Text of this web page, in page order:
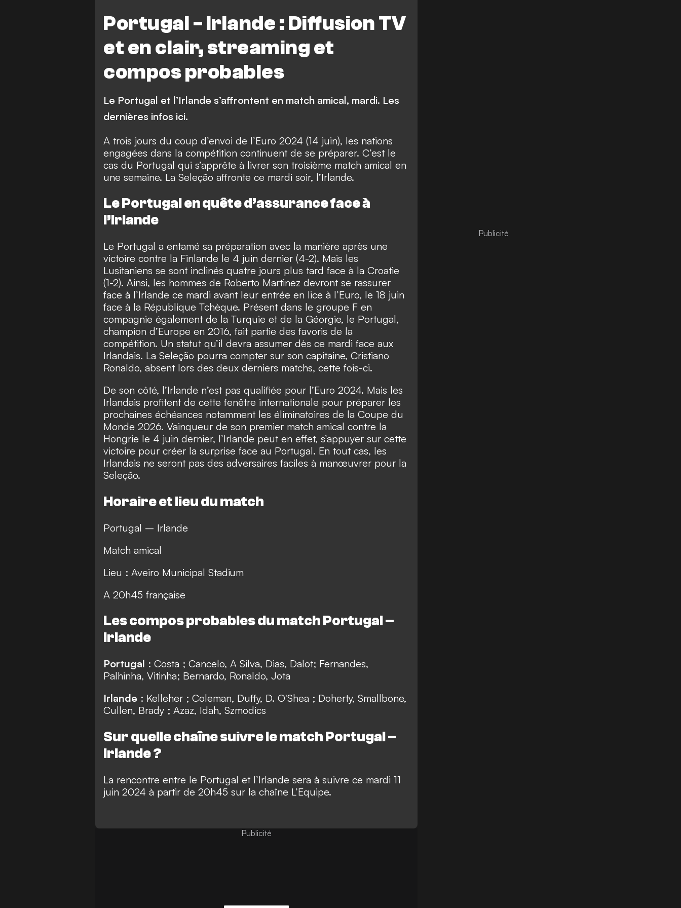
Portugal - Irlande : Diffusion TV
et en clair, streaming et
compos probables
Le Portugal et l’Irlande s’affrontent en match amical, mardi. Les
dernières infos ici.
A trois jours du coup d’envoi de l’Euro 2024 (14 juin), les nations
engagées dans la compétition continuent de se préparer. C’est le
cas du Portugal qui s’apprête à livrer son troisième match amical en
une semaine. La Seleção affronte ce mardi soir, l’Irlande.
Le Portugal en quête d’assurance face à
l’Irlande
Le Portugal a entamé sa préparation avec la manière après une
victoire contre la Finlande le 4 juin dernier (4-2). Mais les
Lusitaniens se sont inclinés quatre jours plus tard face à la Croatie
(1-2). Ainsi, les hommes de Roberto Martinez devront se rassurer
face à l’Irlande ce mardi avant leur entrée en lice à l’Euro, le 18 juin
face à la République Tchèque. Présent dans le groupe F en
compagnie également de la Turquie et de la Géorgie, le Portugal,
champion d’Europe en 2016, fait partie des favoris de la
compétition. Un statut qu’il devra assumer dès ce mardi face aux
Irlandais. La Seleção pourra compter sur son capitaine, Cristiano
Ronaldo, absent lors des deux derniers matchs, cette fois-ci.
De son côté, l’Irlande n’est pas qualifiée pour l’Euro 2024. Mais les
Irlandais profitent de cette fenêtre internationale pour préparer les
prochaines échéances notamment les éliminatoires de la Coupe du
Monde 2026. Vainqueur de son premier match amical contre la
Hongrie le 4 juin dernier, l’Irlande peut en effet, s’appuyer sur cette
victoire pour créer la surprise face au Portugal. En tout cas, les
Irlandais ne seront pas des adversaires faciles à manœuvrer pour la
Seleção.
Horaire et lieu du match
Portugal – Irlande
Match amical
Lieu : Aveiro Municipal Stadium
A 20h45 française
Les compos probables du match Portugal –
Irlande
Portugal : Costa ; Cancelo, A Silva, Dias, Dalot; Fernandes,
Palhinha, Vitinha; Bernardo, Ronaldo, Jota
Irlande : Kelleher ; Coleman, Duffy, D. O'Shea ; Doherty, Smallbone,
Cullen, Brady ; Azaz, Idah, Szmodics
Sur quelle chaîne suivre le match Portugal –
Irlande ?
La rencontre entre le Portugal et l’Irlande sera à suivre ce mardi 11
juin 2024 à partir de 20h45 sur la chaîne L’Equipe.
Publicité